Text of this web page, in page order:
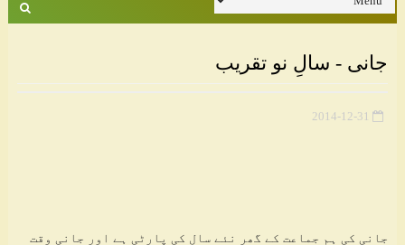
جانی - سالِ نو تقریب
2014-12-31
جانی کی ہم جماعت کے گھر نئے سال کی پارٹی ہے اور جانی وقت